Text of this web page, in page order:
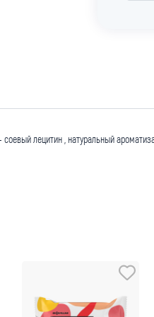
лецитин , натуральный